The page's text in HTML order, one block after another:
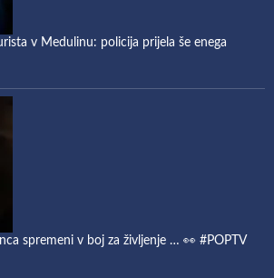
v Medulinu: policija prijela še enega
spremeni v boj za življenje … 👀 #POPTV